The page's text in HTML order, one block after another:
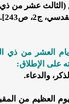
(الثالث عشر من
ج2، ص243].
العشر من ذي
على الإطلاق:
والدعاء.
العظيم من